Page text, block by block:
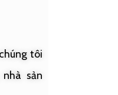
tôi
sản